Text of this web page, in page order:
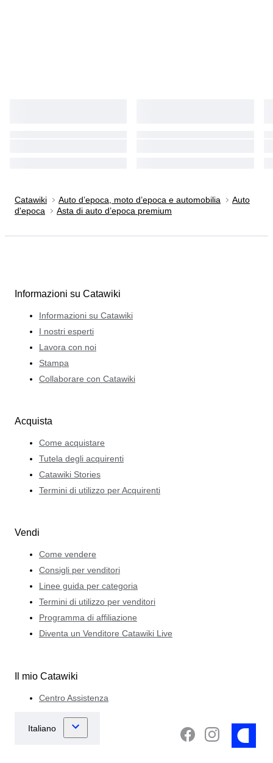
Catawiki Auto d’epoca, moto d’epoca e automobilia
Auto
d'epoca
Asta di auto d’epoca premium
Informazioni su Catawiki
Informazioni su Catawiki
I nostri esperti
Lavora con noi
Stampa
Collaborare con Catawiki
Acquista
Come acquistare
Tutela degli acquirenti
Catawiki Stories
Termini di utilizzo per Acquirenti
Vendi
Come vendere
Consigli per venditori
Linee guida per categoria
Termini di utilizzo per venditori
Programma di affiliazione
Diventa un Venditore Catawiki Live
Il mio Catawiki
Centro Assistenza